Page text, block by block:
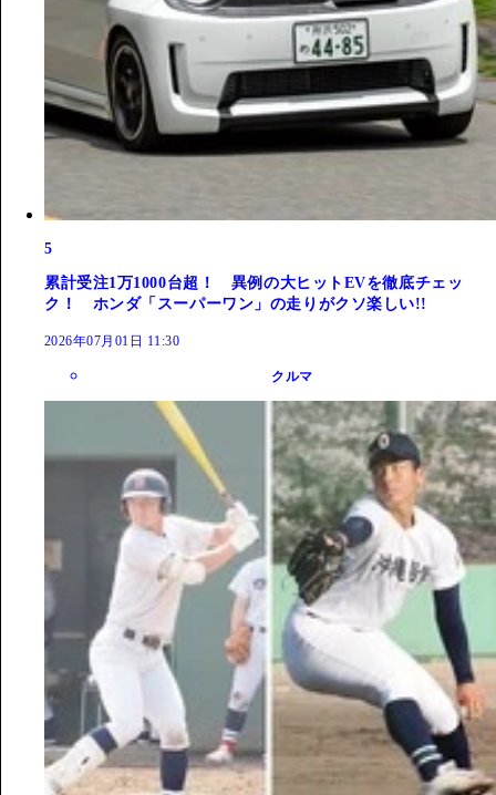
5
累計受注1万1000台超！ 異例の大ヒットEVを徹底チェッ
ク！ ホンダ「スーパーワン」の走りがクソ楽しい!!
2026年07月01日 11:30
クルマ